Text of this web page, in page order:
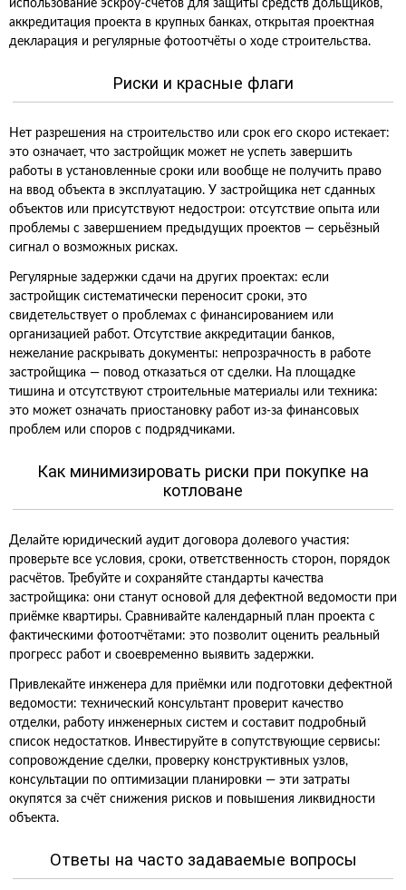
использование эскроу-счетов для защиты средств дольщиков,
аккредитация проекта в крупных банках, открытая проектная
декларация и регулярные фотоотчёты о ходе строительства.
Риски и красные флаги
Нет разрешения на строительство или срок его скоро истекает:
это означает, что застройщик может не успеть завершить
работы в установленные сроки или вообще не получить право
на ввод объекта в эксплуатацию. У застройщика нет сданных
объектов или присутствуют недострои: отсутствие опыта или
проблемы с завершением предыдущих проектов — серьёзный
сигнал о возможных рисках.
Регулярные задержки сдачи на других проектах: если
застройщик систематически переносит сроки, это
свидетельствует о проблемах с финансированием или
организацией работ. Отсутствие аккредитации банков,
нежелание раскрывать документы: непрозрачность в работе
застройщика — повод отказаться от сделки. На площадке
тишина и отсутствуют строительные материалы или техника:
это может означать приостановку работ из‑за финансовых
проблем или споров с подрядчиками.
Как минимизировать риски при покупке на
котловане
Делайте юридический аудит договора долевого участия:
проверьте все условия, сроки, ответственность сторон, порядок
расчётов. Требуйте и сохраняйте стандарты качества
застройщика: они станут основой для дефектной ведомости при
приёмке квартиры. Сравнивайте календарный план проекта с
фактическими фотоотчётами: это позволит оценить реальный
прогресс работ и своевременно выявить задержки.
Привлекайте инженера для приёмки или подготовки дефектной
ведомости: технический консультант проверит качество
отделки, работу инженерных систем и составит подробный
список недостатков. Инвестируйте в сопутствующие сервисы:
сопровождение сделки, проверку конструктивных узлов,
консультации по оптимизации планировки — эти затраты
окупятся за счёт снижения рисков и повышения ликвидности
объекта.
Ответы на часто задаваемые вопросы